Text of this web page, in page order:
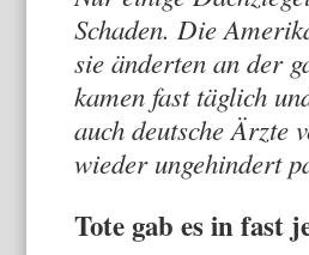
Schaden. Die
sie änderten an der
kamen fast täglich
auch deutsche Ärzte
wieder ungehindert
Tote gab es in fast